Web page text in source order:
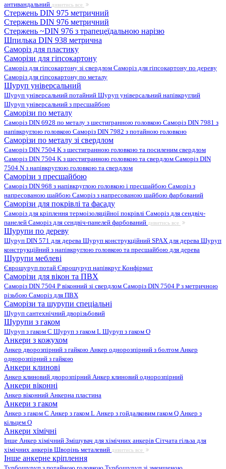
антивандальний дивитись все
Стержень DIN 975 метричний
Стержень DIN 976 метричний
Стержень ~DIN 976 з трапецеїдальною нарізю
Шпилька DIN 938 метрична
Саморіз для пластику
Саморізи для гіпсокартону
Саморіз для гіпсокартону зі свердлом Саморіз для гіпсокартону по дереву
Саморіз для гіпсокартону по металу
Шуруп універсальний
Шуруп універсальний потайний Шуруп універсальний напівкруглий
Шуруп універсальний з пресшайбою
Саморізи по металу
Саморіз DIN 6928 по металу з шестигранною головкою Саморіз DIN 7981 з
напівкруглою головкою Саморіз DIN 7982 з потайною головкою
Саморізи по металу зі свердлом
Саморіз DIN 7504 K з шестигранною головкою та посиленим свердлом
Саморіз DIN 7504 K з шестигранною головкою та свердлом Саморіз DIN
7504 N з напівкруглою головкою та свердлом
Саморізи з пресшайбою
Саморіз DIN 968 з напівкруглою головкою і пресшайбою Саморіз з
напресованою шайбою Саморіз з напресованою шайбою фарбований
Саморізи для покрівлі та фасаду
Саморіз для кріплення термоізоляційної покрівлі Саморіз для сендвіч-
панелей Саморіз для сендвіч-панелей фарбований дивитись все
Шурупи по дереву
Шуруп DIN 571 для дерева Шуруп конструкційний SPAX для дерева Шуруп
конструкційний з напівкруглою головкою та пресшайбою для дерева
Шурупи меблеві
Єврошуруп потай Єврошуруп напівкруг Конфірмат
Саморізи для вікон та ПВХ
Саморіз DIN 7504 P віконний зі свердлом Саморіз DIN 7504 P з метричною
різьбою Саморіз для ПВХ
Саморізи та шурупи спеціальні
Шуруп сантехнічний дворізьбовий
Шурупи з гаком
Шуруп з гаком C Шуруп з гаком L Шуруп з гаком O
Анкери з кожухом
Анкер дворозпірний з гайкою Анкер однорозпірний з болтом Анкер
однорозпірний з гайкою
Анкери клинові
Анкер клиновий дворозпірний Анкер клиновий однорозпірний
Анкери віконні
Анкер віконний Анкерна пластина
Анкери з гаком
Анкер з гаком C Анкер з гаком L Анкер з гойдалковим гаком Q Анкер з
кільцем O
Анкери хімічні
Інше Анкер хімічний Змішувач для хімічних анкерів Сітчата гільза для
хімічних анкерів Шворінь металевий дивитись все
Інше анкерне кріплення